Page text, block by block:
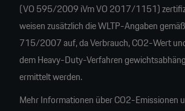
(VO 595/2009 iVm VO 2017/1151)
weisen zusätzlich die WLTP-Angaben
715/2007 auf, da Verbrauch, CO2-Wert
dem Heavy-Duty-Verfahren
ermittelt werden.
Mehr Informationen über CO2-Emissionen